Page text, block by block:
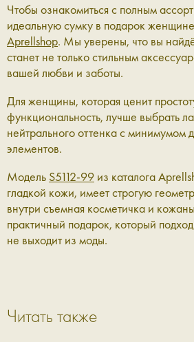
Чтобы ознакомиться с полным
идеальную сумку в подарок
Aprellshop. Мы уверены, что вы
станет не только стильным
вашей любви и заботы.
Для женщины, которая ценит
функциональность, лучше выбрать
нейтрального оттенка с минимумом
элементов.
Модель S5112-99 из каталога
гладкой кожи, имеет строгую
внутри съемная косметичка и
практичный подарок, который
не выходит из моды.
Читать также